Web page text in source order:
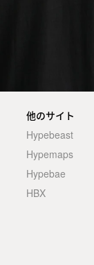
他のサイト
Hypebeast
Hypemaps
Hypebae
HBX